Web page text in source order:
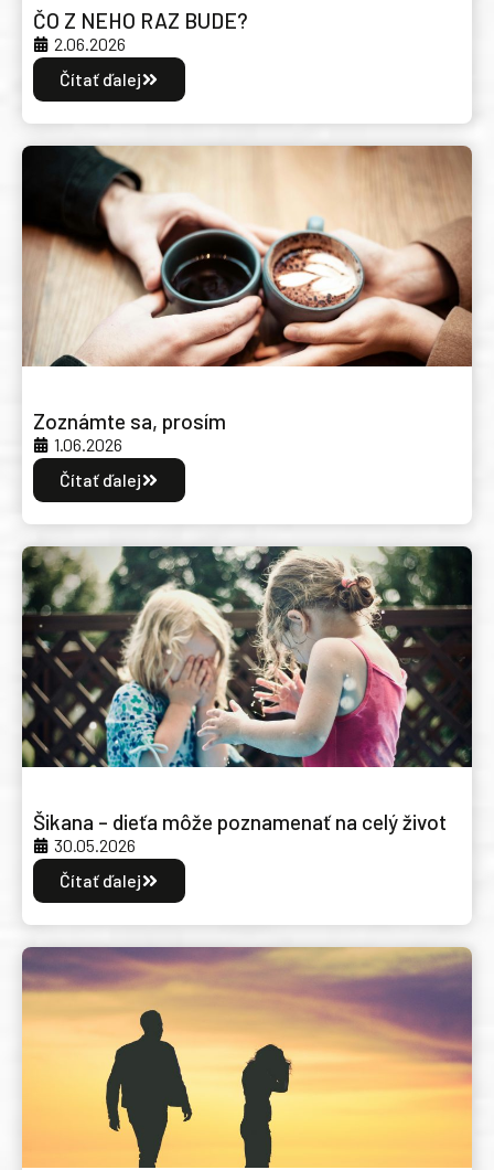
ČO Z NEHO RAZ BUDE?
2.06.2026
Čítať ďalej
Zoznámte sa, prosím
1.06.2026
Čítať ďalej
Šikana – dieťa môže poznamenať na celý život
30.05.2026
Čítať ďalej